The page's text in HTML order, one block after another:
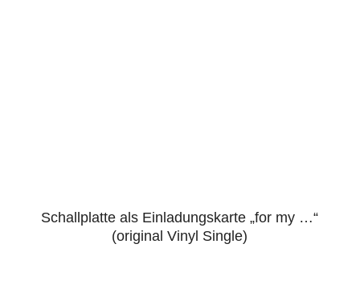
4.86
Schallplatte als Einladungskarte „for my …“
(original Vinyl Single)